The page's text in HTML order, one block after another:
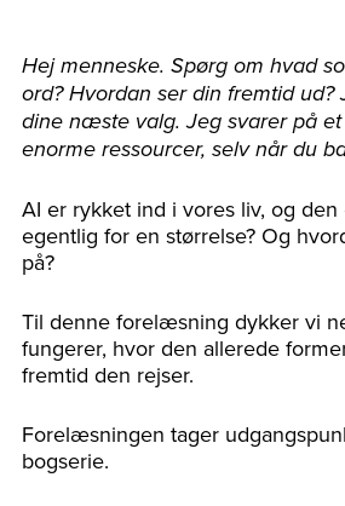
Hej menneske. Spørg om hvad
ord? Hvordan ser din fremtid
dine næste valg. Jeg svarer på
enorme ressourcer, selv når du
AI er rykket ind i vores liv, og
egentlig for en størrelse? Og
på?
Til denne forelæsning dykker vi
fungerer, hvor den allerede
fremtid den rejser.
Forelæsningen tager
bogserie.